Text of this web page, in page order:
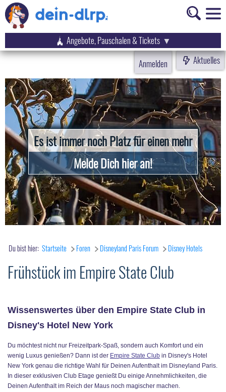
Angebote, Pauschalen & Tickets
Anmelden
Aktuelles
Es ist immer noch Platz für einen mehr
Melde Dich hier an!
Du bist hier: Startseite Foren Disneyland Paris Forum Disney Hotels
Frühstück im Empire State Club
Wissenswertes über den Empire State Club in
Disney's Hotel New York
Du möchtest nicht nur Freizeitpark-Spaß, sondern auch Komfort und ein
wenig Luxus genießen? Dann ist der Empire State Club in Disney's Hotel
New York genau die richtige Wahl für Deinen Aufenthalt im Disneyland Paris.
In dieser exklusiven Club Etage genießt Du einige Annehmlichkeiten, die
Deinen Aufenthalt im Reich der Maus noch magischer machen.